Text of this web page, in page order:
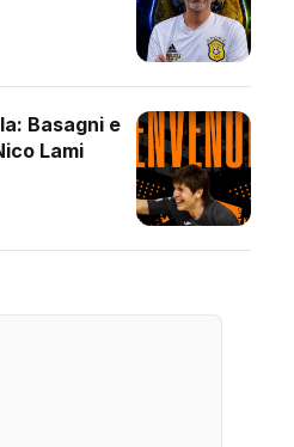
Basagni e
Lami